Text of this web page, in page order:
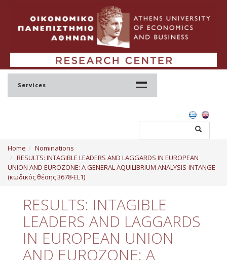
Services
Profile
Regulation
Staff
Quality
ETHICS
Home
Nominations
RESULTS: INTAGIBLE LEADERS AND LAGGARDS IN EUROPEAN
UNION AND EUROZONE: A GENERAL AQUILIBRIUM ANALYSIS-INTANGE
(κωδικός θέσης 3678-EL1)
RESULTS: INTAGIBLE
LEADERS AND LAGGARDS
IN EUROPEAN UNION
AND EUROZONE: A